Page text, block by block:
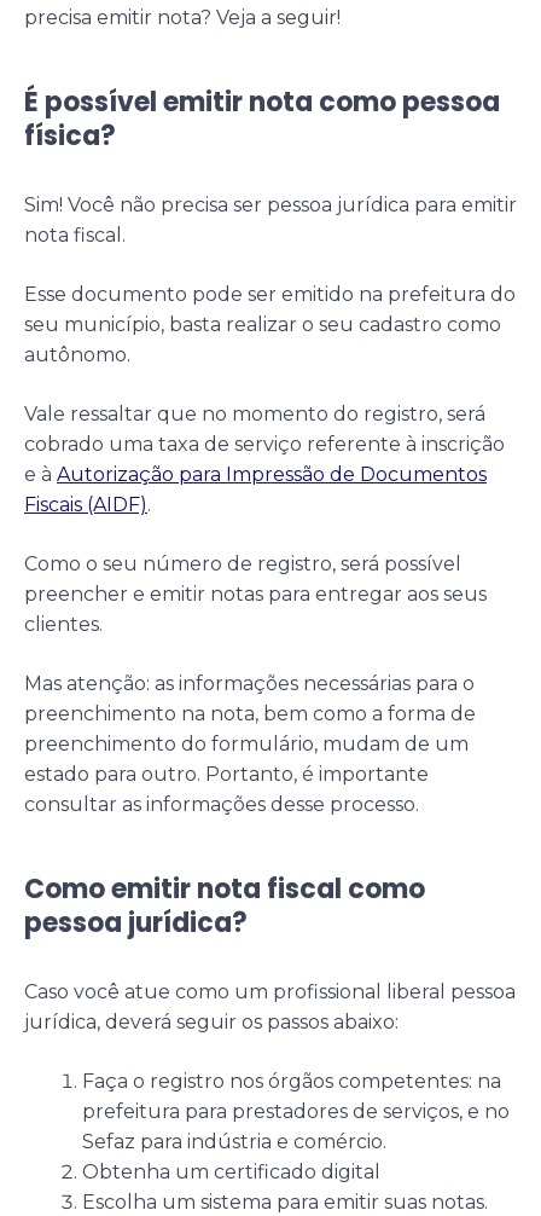
precisa emitir nota? Veja a seguir!
É possível emitir nota como pessoa
física?
Sim! Você não precisa ser pessoa jurídica para emitir
nota fiscal.
Esse documento pode ser emitido na prefeitura do
seu município, basta realizar o seu cadastro como
autônomo.
Vale ressaltar que no momento do registro, será
cobrado uma taxa de serviço referente à inscrição
e à Autorização para Impressão de Documentos
Fiscais (AIDF).
Como o seu número de registro, será possível
preencher e emitir notas para entregar aos seus
clientes.
Mas atenção: as informações necessárias para o
preenchimento na nota, bem como a forma de
preenchimento do formulário, mudam de um
estado para outro. Portanto, é importante
consultar as informações desse processo.
Como emitir nota fiscal como
pessoa jurídica?
Caso você atue como um profissional liberal pessoa
jurídica, deverá seguir os passos abaixo:
Faça o registro nos órgãos competentes: na
prefeitura para prestadores de serviços, e no
Sefaz para indústria e comércio.
Obtenha um certificado digital
Escolha um sistema para emitir suas notas.